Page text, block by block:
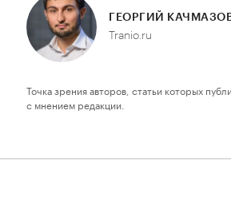
ГЕОРГИЙ
Tranio.ru
Точка зрения авторов, статьи которых
с мнением редакции.